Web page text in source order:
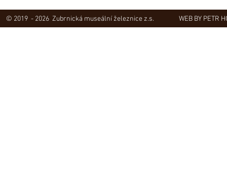
© 2019 - 2026 Zubrnická museální železnice z.s. WEB BY